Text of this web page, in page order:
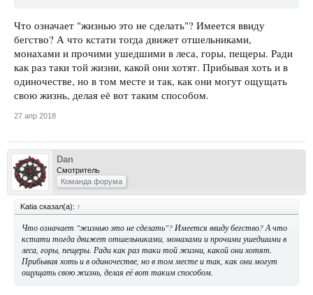
Что означает "жизнью это не сделать"? Имеется ввиду
бегство? А что кстати тогда движет отшельниками,
монахами и прочими ушедшими в леса, горы, пещеры. Ради
как раз таки той жизни, какой они хотят. Прибывая хоть и в
одиночестве, но в том месте и так, как они могут ощущать
свою жизнь, делая её вот таким способом.
27 апр 2018
Dan
Смотритель
Команда форума
Katia сказал(а): ↑
Что означает "жизнью это не сделать"? Имеется ввиду бегство? А что
кстати тогда движет отшельниками, монахами и прочими ушедшими в
леса, горы, пещеры. Ради как раз таки той жизни, какой они хотят.
Прибывая хоть и в одиночестве, но в том месте и так, как они могут
ощущать свою жизнь, делая её вот таким способом.